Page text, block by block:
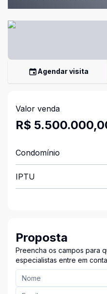
Agendar visita
Valor venda
R$
Condomínio
IPTU
Proposta
Preencha os campos para
especialistas entre em